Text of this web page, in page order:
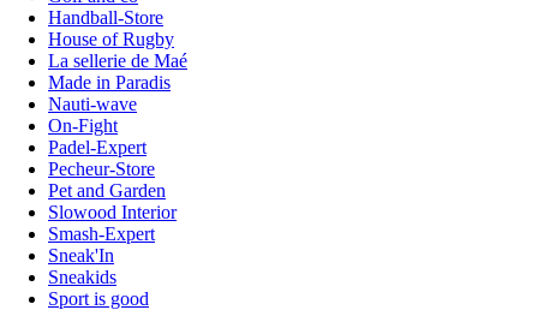
Handball-Store
House of Rugby
La sellerie de Maé
Made in Paradis
Nauti-wave
On-Fight
Padel-Expert
Pecheur-Store
Pet and Garden
Slowood Interior
Smash-Expert
Sneak'In
Sneakids
Sport is good